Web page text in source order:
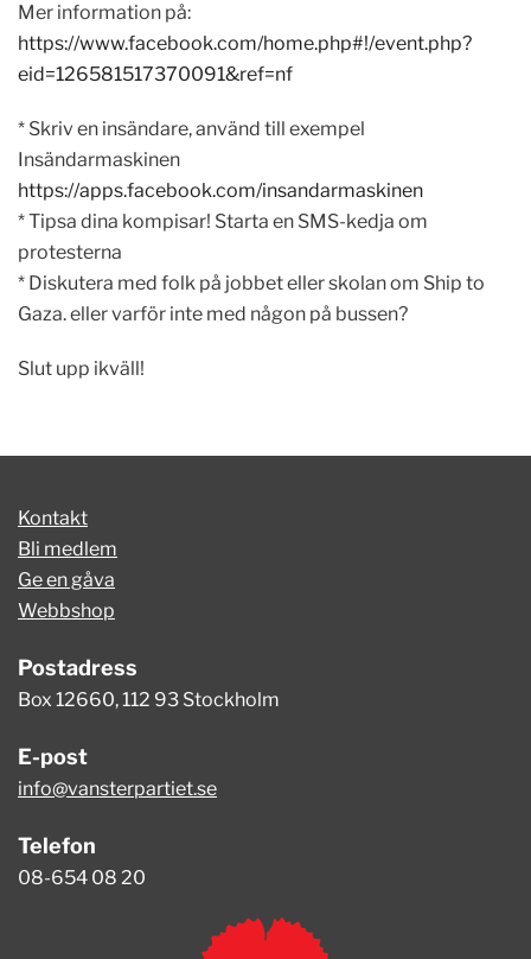
Mer information på:
https://www.facebook.com/home.php#!/event.php?
eid=126581517370091&ref=nf
* Skriv en insändare, använd till exempel
Insändarmaskinen
https://apps.facebook.com/insandarmaskinen
* Tipsa dina kompisar! Starta en SMS-kedja om
protesterna
* Diskutera med folk på jobbet eller skolan om Ship to
Gaza. eller varför inte med någon på bussen?
Slut upp ikväll!
Kontakt
Bli medlem
Ge en gåva
Webbshop
Postadress
Box 12660, 112 93 Stockholm
E-post
info@vansterpartiet.se
Telefon
08-654 08 20